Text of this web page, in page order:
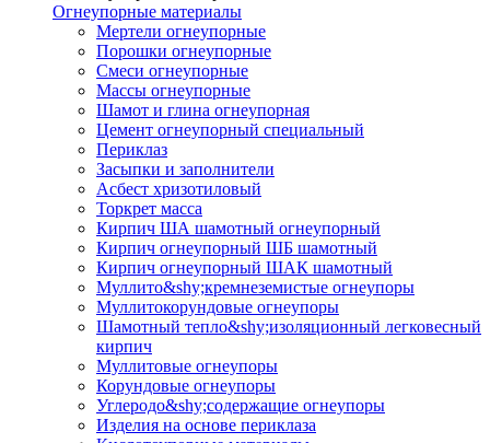
Огнеупорные материалы
Мертели огнеупорные
Порошки огнеупорные
Смеси огнеупорные
Массы огнеупорные
Шамот и глина огнеупорная
Цемент огнеупорный специальный
Периклаз
Засыпки и заполнители
Асбест хризотиловый
Торкрет масса
Кирпич ША шамотный огнеупорный
Кирпич огнеупорный ШБ шамотный
Кирпич огнеупорный ШАК шамотный
Муллито&shy;­кремнеземистые огнеупоры
Муллито­корундовые огнеупоры
Шамотный тепло&shy;изоляционный легковесный
кирпич
Муллитовые огнеупоры
Корундовые огнеупоры
Углеродо&shy;содержащие огнеупоры
Изделия на основе периклаза